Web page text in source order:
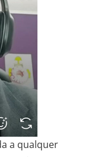
a qualquer